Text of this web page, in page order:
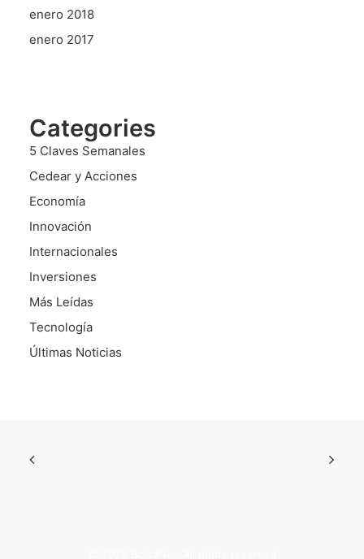
enero 2018
enero 2017
Categories
5 Claves Semanales
Cedear y Acciones
Economía
Innovación
Internacionales
Inversiones
Más Leídas
Tecnología
Últimas Noticias